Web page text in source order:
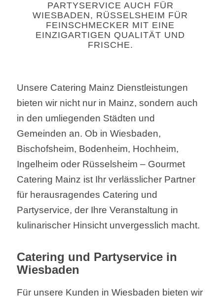
PARTYSERVICE AUCH FÜR
WIESBADEN, RÜSSELSHEIM FÜR
FEINSCHMECKER MIT EINE
EINZIGARTIGEN QUALITÄT UND
FRISCHE.
Unsere Catering Mainz Dienstleistungen
bieten wir nicht nur in Mainz, sondern auch
in den umliegenden Städten und
Gemeinden an. Ob in Wiesbaden,
Bischofsheim, Bodenheim, Hochheim,
Ingelheim oder Rüsselsheim – Gourmet
Catering Mainz ist Ihr verlässlicher Partner
für herausragendes Catering und
Partyservice, der Ihre Veranstaltung in
kulinarischer Hinsicht unvergesslich macht.
Catering und Partyservice in
Wiesbaden
Für unsere Kunden in Wiesbaden bieten wir